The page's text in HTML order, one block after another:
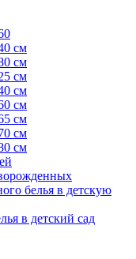
см
см
см
см
см
см
см
см
белья в детскую
в детский сад